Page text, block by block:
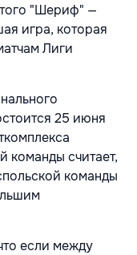
"Шериф" —
игра, которая
Лиги
25 июня
команды считает,
команды
если между